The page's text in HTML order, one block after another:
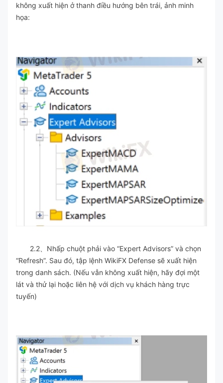
không xuất hiện ở thanh điều hướng bên trái, ảnh minh
họa:
2.2、Nhấp chuột phải vào “Expert Advisors” và chọn
“Refresh”. Sau đó, tập lệnh WikiFX Defense sẽ xuất hiện
trong danh sách. (Nếu vẫn không xuất hiện, hãy đợi một
lát và thử lại hoặc liên hệ với dịch vụ khách hàng trực
tuyến)